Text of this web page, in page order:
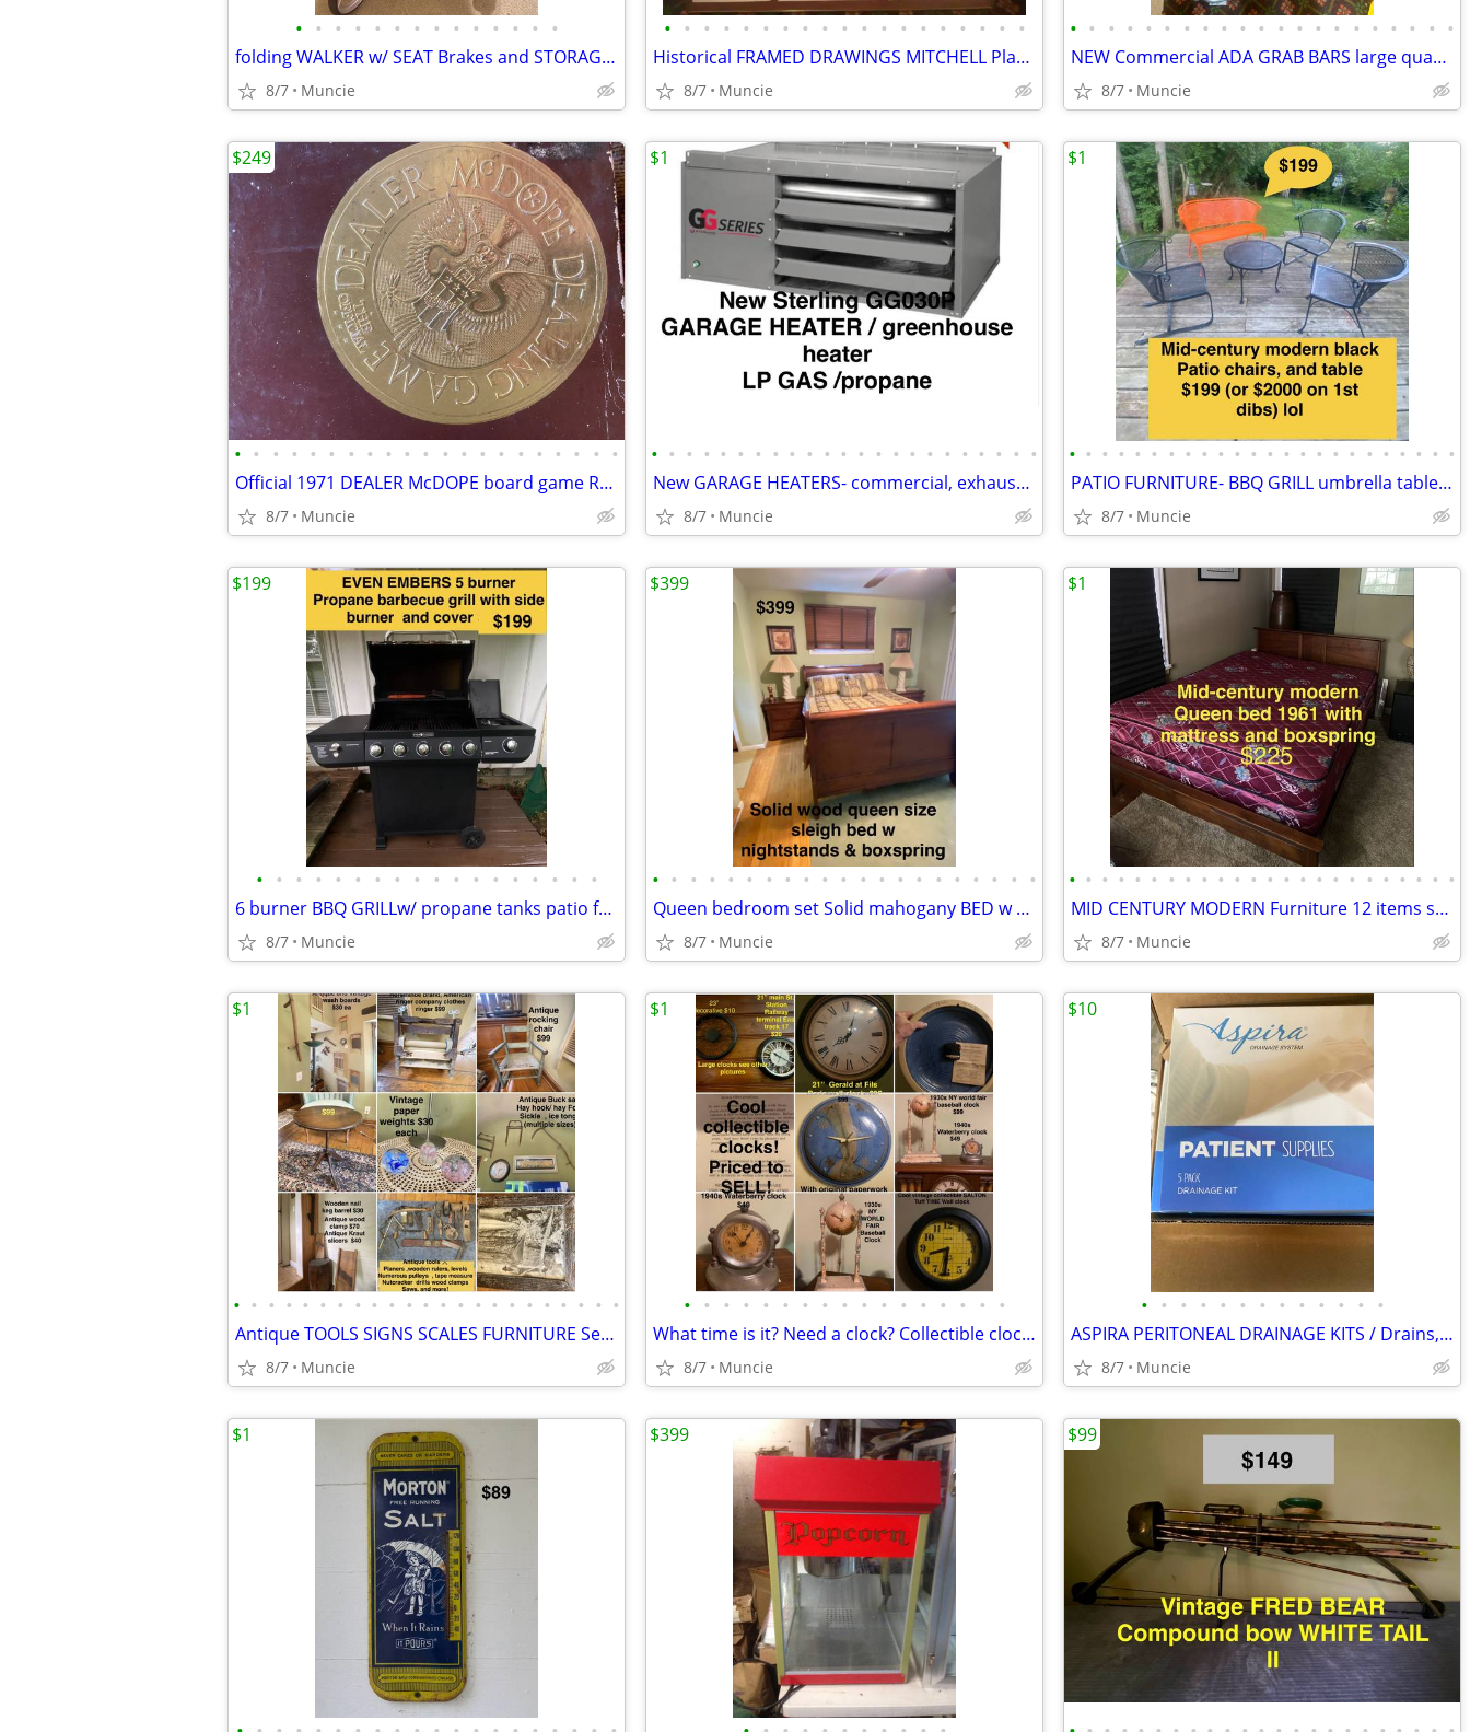
• • • • • • • • • • • • • •
folding WALKER w/ SEAT Brakes and STORAGE BAG
8/7 Muncie
• • • • • • • • • • • • • • • • • • •
Historical FRAMED DRAWINGS MITCHELL Place downtown loft, APTS Muncie
8/7 Muncie
• • • • • • • • • • • • • • • • • • • • •
NEW Commercial ADA GRAB BARS large quantity! Many sizes
8/7 Muncie
• • • • • • • • • • • • • • • • • • • • •
Official 1971 DEALER McDOPE board game RARE!
8/7 Muncie
$249
• • • • • • • • • • • • • • • • • • • • • • •
New GARAGE HEATERS- commercial, exhaust fans and more 50% off
8/7 Muncie
$1
• • • • • • • • • • • • • • • • • • • • • • • •
PATIO FURNITURE- BBQ GRILL umbrella table MID CENTURY MODERN 👀 detail
8/7 Muncie
$1
• • • • • • • • • • • • • • • • • •
6 burner BBQ GRILLw/ propane tanks patio furniture, and more!
8/7 Muncie
$199
• • • • • • • • • • • • • • • • • • • • •
Queen bedroom set Solid mahogany BED w matching nightstands and more…
8/7 Muncie
$399
• • • • • • • • • • • • • • • • • • • • • • • •
MID CENTURY MODERN Furniture 12 items see photos
8/7 Muncie
$1
• • • • • • • • • • • • • • • • • • • • • • •
Antique TOOLS SIGNS SCALES FURNITURE See all priced to sell!
8/7 Muncie
$1
• • • • • • • • • • • • • • • • •
What time is it? Need a clock? Collectible clocks, and much more.!
8/7 Muncie
$1
• • • • • • • • • • • • •
ASPIRA PERITONEAL DRAINAGE KITS / Drains, abdominal fluid
8/7 Muncie
$10
$1 $399 $99